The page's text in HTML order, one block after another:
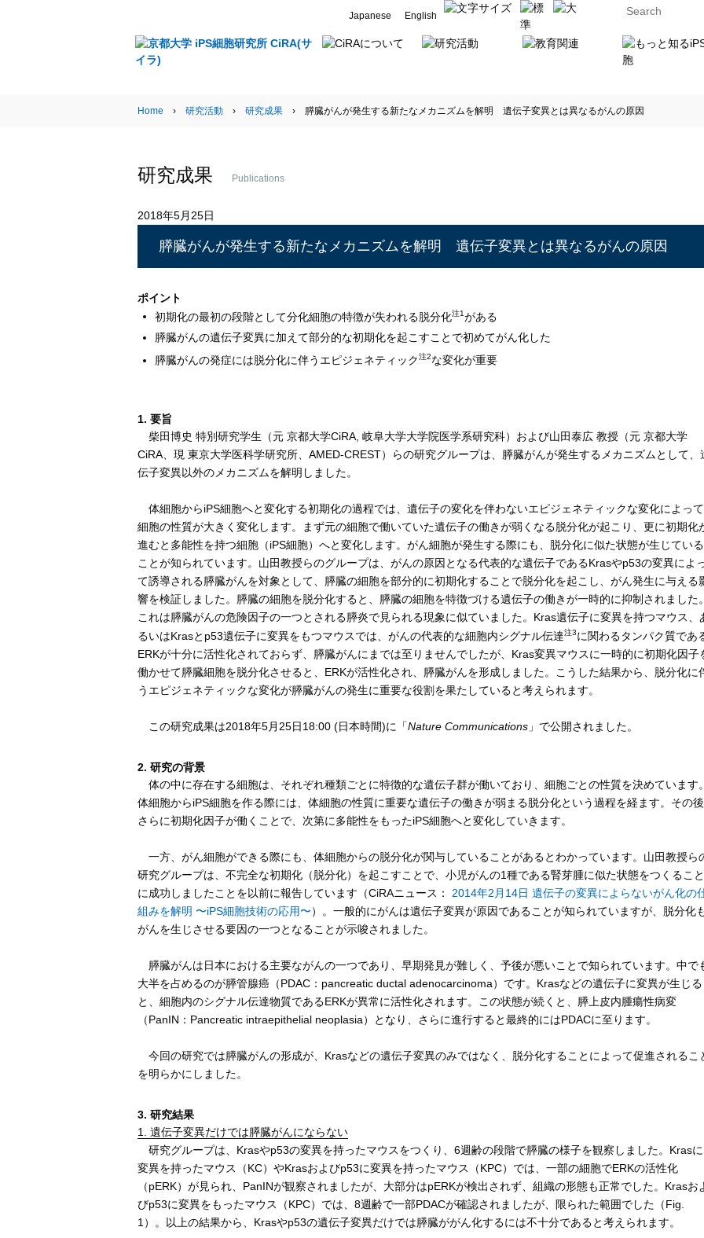
Japanese English
Home › 研究活動› 研究成果› 膵臓がんが発生する新たなメカニズムを解明 遺伝子変異とは異なるがんの原因
研究成果 Publications
2018年5月25日
膵臓がんが発生する新たなメカニズムを解明 遺伝子変異とは異なるがんの原因
ポイント
初期化の最初の段階として分化細胞の特徴が失われる脱分化注1がある
膵臓がんの遺伝子変異に加えて部分的な初期化を起こすことで初めてがん化した
膵臓がんの発症には脱分化に伴うエピジェネティック注2な変化が重要
1. 要旨
柴田博史 特別研究学生（元 京都大学CiRA, 岐阜大学大学院医学系研究科）および山田泰広 教授（元 京都大学
CiRA、現 東京大学医科学研究所、AMED-CREST）らの研究グループは、膵臓がんが発生するメカニズムとして、
伝子変異以外のメカニズムを解明しました。
体細胞からiPS細胞へと変化する初期化の過程では、遺伝子の変化を伴わないエピジェネティックな変化によって
細胞の性質が大きく変化します。まず元の細胞で働いていた遺伝子の働きが弱くなる脱分化が起こり、更に初期化
進むと多能性を持つ細胞（iPS細胞）へと変化します。がん細胞が発生する際にも、脱分化に似た状態が生じている
ことが知られています。山田教授らのグループは、がんの原因となる代表的な遺伝子であるKrasやp53の変異によ
て誘導される膵臓がんを対象として、膵臓の細胞を部分的に初期化することで脱分化を起こし、がん発生に与える
響を検証しました。膵臓の細胞を脱分化すると、膵臓の細胞を特徴づける遺伝子の働きが一時的に抑制されました
これは膵臓がんの危険因子の一つとされる膵炎で見られる現象に似ていました。Kras遺伝子に変異を持つマウス、
るいはKrasとp53遺伝子に変異をもつマウスでは、がんの代表的な細胞内シグナル伝達注3に関わるタンパク質であ
ERKが十分に活性化されておらず、膵臓がんにまでは至りませんでしたが、Kras変異マウスに一時的に初期化因子
働かせて膵臓細胞を脱分化させると、ERKが活性化され、膵臓がんを形成しました。こうした結果から、脱分化に
うエピジェネティックな変化が膵臓がんの発生に重要な役割を果たしていると考えられます。
この研究成果は2018年5月25日18:00 (日本時間)に「Nature Communications」で公開されました。
2. 研究の背景
体の中に存在する細胞は、それぞれ種類ごとに特徴的な遺伝子群が働いており、細胞ごとの性質を決めています
体細胞からiPS細胞を作る際には、体細胞の性質に重要な遺伝子の働きが弱まる脱分化という過程を経ます。その後
さらに初期化因子が働くことで、次第に多能性をもったiPS細胞へと変化していきます。
一方、がん細胞ができる際にも、体細胞からの脱分化が関与していることがあるとわかっています。山田教授ら
研究グループは、不完全な初期化（脱分化）を起こすことで、小児がんの1種である腎芽腫に似た状態をつくること
に成功しましたことを以前に報告しています（CiRAニュース： 2014年2月14日 遺伝子の変異によらないがん化の
組みを解明 〜iPS細胞技術の応用〜）。一般的にがんは遺伝子変異が原因であることが知られていますが、脱分化
がんを生じさせる要因の一つとなることが示唆されました。
膵臓がんは日本における主要ながんの一つであり、早期発見が難しく、予後が悪いことで知られています。中で
大半を占めるのが膵管腺癌（PDAC：pancreatic ductal adenocarcinoma）です。Krasなどの遺伝子に変異が生じる
と、細胞内のシグナル伝達物質であるERKが異常に活性化されます。この状態が続くと、膵上皮内腫瘍性病変
（PanIN：Pancreatic intraepithelial neoplasia）となり、さらに進行すると最終的にはPDACに至ります。
今回の研究では膵臓がんの形成が、Krasなどの遺伝子変異のみではなく、脱分化することによって促進されるこ
を明らかにしました。
3. 研究結果
1. 遺伝子変異だけでは膵臓がんにならない
研究グループは、Krasやp53の変異を持ったマウスをつくり、6週齢の段階で膵臓の様子を観察しました。Krasに
変異を持ったマウス（KC）やKrasおよびp53に変異を持ったマウス（KPC）では、一部の細胞でERKの活性化
（pERK）が見られ、PanINが観察されましたが、大部分はpERKが検出されず、組織の形態も正常でした。Krasお
びp53に変異をもったマウス（KPC）では、8週齢で一部PDACが確認されましたが、限られた範囲でした（Fig.
1）。以上の結果から、Krasやp53の遺伝子変異だけでは膵臓ががん化するには不十分であると考えられます。